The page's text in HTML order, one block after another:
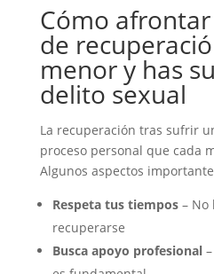
Cómo
de
menor y has
delito sexual
La recuperación tras sufrir
proceso personal que cada
Algunos aspectos
Respeta tus tiempos– No
recuperarse
Busca apoyo profesional–